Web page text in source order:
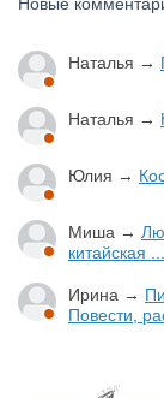
Новые
Наталья →
Наталья →
Юлия →
Миша →
китайская ...
Ирина →
Повести,